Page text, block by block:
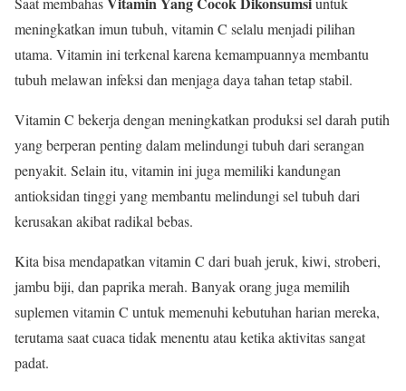
meningkatkan imun tubuh, vitamin C selalu menjadi pilihan
utama. Vitamin ini terkenal karena kemampuannya membantu
tubuh melawan infeksi dan menjaga daya tahan tetap stabil.
Vitamin C bekerja dengan meningkatkan produksi sel darah putih
yang berperan penting dalam melindungi tubuh dari serangan
penyakit. Selain itu, vitamin ini juga memiliki kandungan
antioksidan tinggi yang membantu melindungi sel tubuh dari
kerusakan akibat radikal bebas.
Kita bisa mendapatkan vitamin C dari buah jeruk, kiwi, stroberi,
jambu biji, dan paprika merah. Banyak orang juga memilih
suplemen vitamin C untuk memenuhi kebutuhan harian mereka,
terutama saat cuaca tidak menentu atau ketika aktivitas sangat
padat.